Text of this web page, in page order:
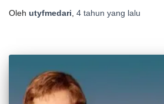
Oleh utyfmedari 4 tahun yang lalu